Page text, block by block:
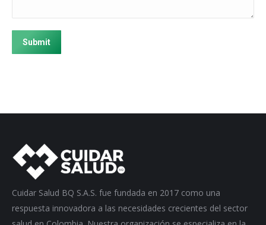
Submit
Cuidar Salud BQ S.A.S. fue fundada en 2017 como una
respuesta innovadora a las necesidades crecientes del sector